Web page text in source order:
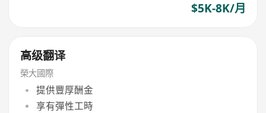
$5K-8K/月
高级翻译
榮大國際
提供豐厚酬金
享有彈性工時